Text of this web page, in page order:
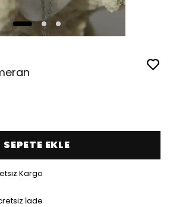
SEPETE EKLE
Kargo
İade